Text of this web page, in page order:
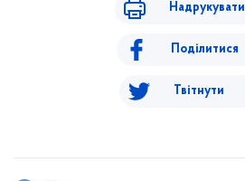
Надрукувати
Поділитися
Твітнути